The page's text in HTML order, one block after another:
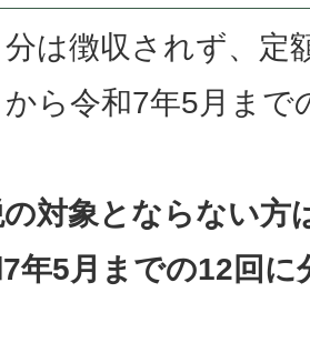
は徴収されず、定
ら令和7年5月まで
対象とならない方
年5月までの12回